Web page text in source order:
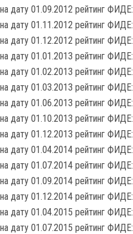
на дату 01.09.2012 рейтинг ФИДЕ:
на дату 01.11.2012 рейтинг ФИДЕ:
на дату 01.12.2012 рейтинг ФИДЕ:
на дату 01.01.2013 рейтинг ФИДЕ:
на дату 01.02.2013 рейтинг ФИДЕ:
на дату 01.03.2013 рейтинг ФИДЕ:
на дату 01.06.2013 рейтинг ФИДЕ:
на дату 01.10.2013 рейтинг ФИДЕ:
на дату 01.12.2013 рейтинг ФИДЕ:
на дату 01.04.2014 рейтинг ФИДЕ:
на дату 01.07.2014 рейтинг ФИДЕ:
на дату 01.09.2014 рейтинг ФИДЕ:
на дату 01.12.2014 рейтинг ФИДЕ:
на дату 01.04.2015 рейтинг ФИДЕ:
на дату 01.07.2015 рейтинг ФИДЕ: